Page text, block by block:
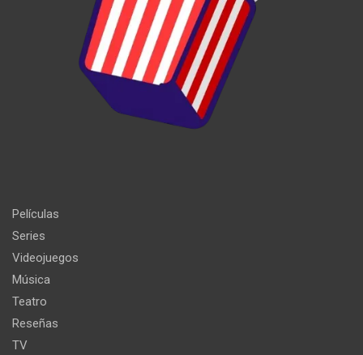
Películas
Series
Videojuegos
Música
Teatro
Reseñas
TV